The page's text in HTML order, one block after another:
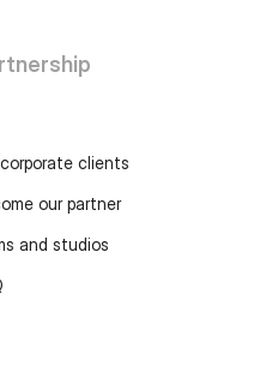
clients
our partner
and studios